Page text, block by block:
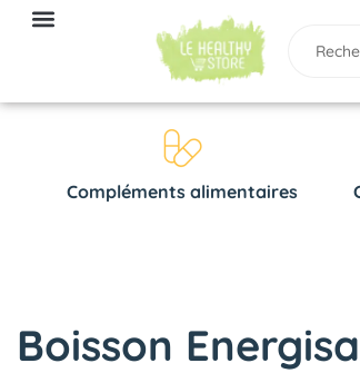
Compléments alimentaires
Boisson